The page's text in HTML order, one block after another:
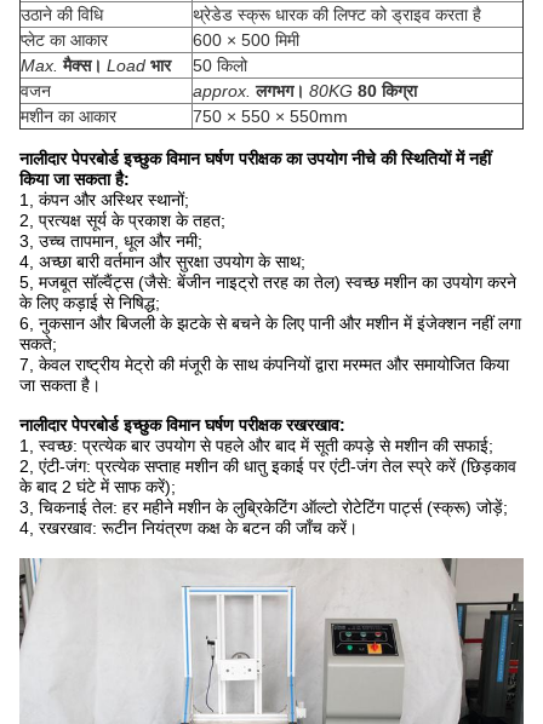
उठाने की विधि
थ्रेडेड स्क्रू धारक की लिफ्ट को ड्राइव करता है
प्लेट का आकार
600 × 500 मिमी
Max. मैक्स। Load भार
50 किलो
वजन
approx. लगभग। 80KG 80 किग्रा
मशीन का आकार
750 × 550 × 550mm
नालीदार पेपरबोर्ड इच्छुक विमान घर्षण परीक्षक का उपयोग नीचे की स्थितियों में नहीं
किया जा सकता है:
1, कंपन और अस्थिर स्थानों;
2, प्रत्यक्ष सूर्य के प्रकाश के तहत;
3, उच्च तापमान, धूल और नमी;
4, अच्छा बारी वर्तमान और सुरक्षा उपयोग के साथ;
5, मजबूत सॉल्वैंट्स (जैसे: बेंजीन नाइट्रो तरह का तेल) स्वच्छ मशीन का उपयोग करने
के लिए कड़ाई से निषिद्ध;
6, नुकसान और बिजली के झटके से बचने के लिए पानी और मशीन में इंजेक्शन नहीं लगा
सकते;
7, केवल राष्ट्रीय मेट्रो की मंजूरी के साथ कंपनियों द्वारा मरम्मत और समायोजित किया
जा सकता है।
नालीदार पेपरबोर्ड इच्छुक विमान घर्षण परीक्षक रखरखाव:
1, स्वच्छ: प्रत्येक बार उपयोग से पहले और बाद में सूती कपड़े से मशीन की सफाई;
2, एंटी-जंग: प्रत्येक सप्ताह मशीन की धातु इकाई पर एंटी-जंग तेल स्प्रे करें (छिड़काव
के बाद 2 घंटे में साफ करें);
3, चिकनाई तेल: हर महीने मशीन के लुब्रिकेटिंग ऑल्टो रोटेटिंग पार्ट्स (स्क्रू) जोड़ें;
4, रखरखाव: रूटीन नियंत्रण कक्ष के बटन की जाँच करें।